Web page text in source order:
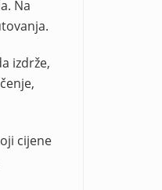
Na
izdrže,
cijene